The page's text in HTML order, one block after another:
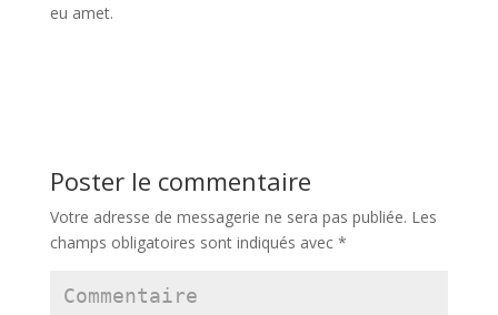
eu amet.
Poster le commentaire
Votre adresse de messagerie ne sera pas publiée. Les
champs obligatoires sont indiqués avec *